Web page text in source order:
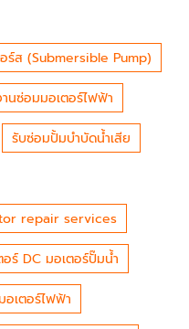
ร์ส (Submersible Pump)
านซ่อมมอเตอร์ไฟฟ้า
รับซ่อมปั้มบำบัดน้ำเสีย
repair services
ร์ DC มอเตอร์ปั๊มน้ำ
เตอร์ไฟฟ้า